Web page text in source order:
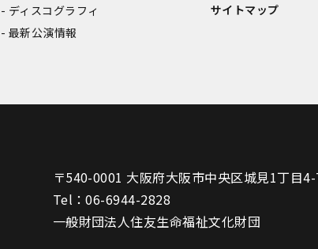
ディスコグラフィ
最新公演情報
サイトマップ
〒540-0001 大阪府大阪市中央区城見1丁目
Tel：06-6944-2828
一般財団法人住友生命福祉文化財団